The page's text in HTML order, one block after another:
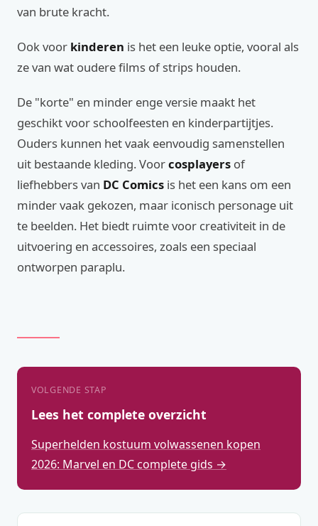
van brute kracht.
Ook voor kinderen is het een leuke optie, vooral als
ze van wat oudere films of strips houden.
De "korte" en minder enge versie maakt het
geschikt voor schoolfeesten en kinderpartijtjes.
Ouders kunnen het vaak eenvoudig samenstellen
uit bestaande kleding. Voorcosplayers of
liefhebbers van DC Comics is het een kans om een
minder vaak gekozen, maar iconisch personage uit
te beelden. Het biedt ruimte voor creativiteit in de
uitvoering en accessoires, zoals een speciaal
ontworpen paraplu.
VOLGENDE STAP
Lees het complete overzicht
Superhelden kostuum volwassenen kopen
2026: Marvel en DC complete gids →